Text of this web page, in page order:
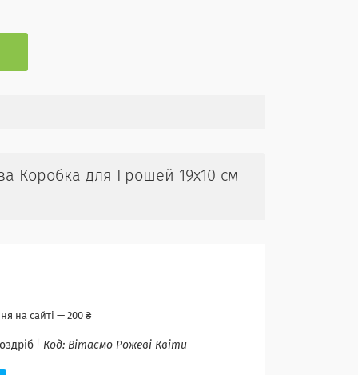
Коробка для Грошей 19х10 см
на сайті — 200 ₴
Код: Вітаємо Рожеві Квіти